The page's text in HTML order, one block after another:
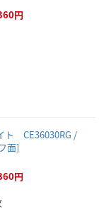
円
ト CE36030RG /
面]
円